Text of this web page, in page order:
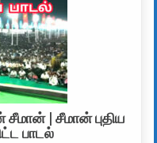
| சீமான் புதிய
பாடல்